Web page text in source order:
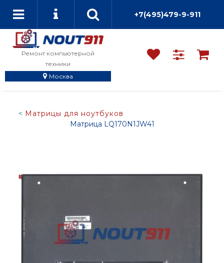
+7(495)479-9-911
Ремонт компьютерной
техники
Москва
Матрицы для ноутбуков
Матрица LQ170N1JW41